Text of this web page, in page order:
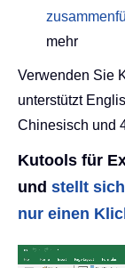
mehr
Verwenden Sie
unterstützt
Chinesisch und
Kutools für
und stellt
nur einen